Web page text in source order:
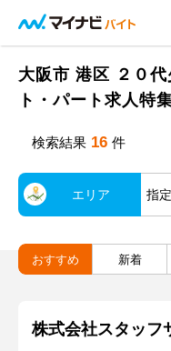
大阪市 港区 ２０
ト・パート求人特
検索結果 16 件
エリア 指
おすすめ 新着
株式会社スタッフ